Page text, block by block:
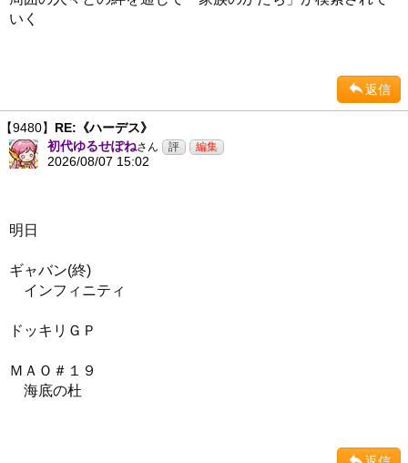
いく
返信
【9480】 RE:《ハーデス》
初代ゆるせぽねさん
2026/08/07 15:02
明日
ギャバン(終)
インフィニティ
ドッキリＧＰ
ＭＡＯ＃１９
海底の杜